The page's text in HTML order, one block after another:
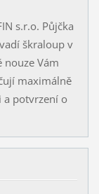
s.r.o. Půjčka
škraloup v
nouze Vám
maximálně
a potvrzení o